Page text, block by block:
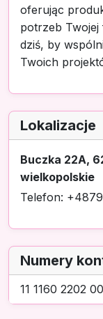
oferując
potrzeb Twojej
dziś, by
Twoich
Lokalizacje
Buczka 22A,
wielkopolskie
Telefon:
Numery
11 1160 2202